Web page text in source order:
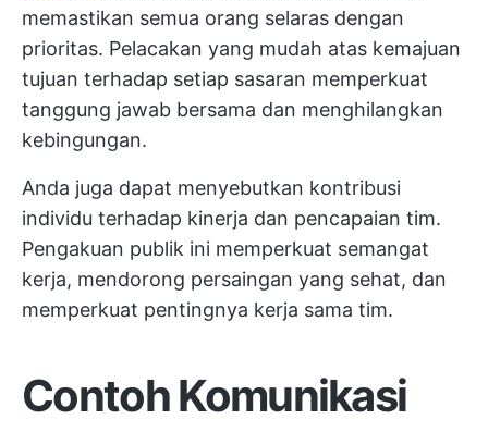
memastikan semua orang selaras dengan
prioritas. Pelacakan yang mudah atas kemajuan
tujuan terhadap setiap sasaran memperkuat
tanggung jawab bersama dan menghilangkan
kebingungan.
Anda juga dapat menyebutkan kontribusi
individu terhadap kinerja dan pencapaian tim.
Pengakuan publik ini memperkuat semangat
kerja, mendorong persaingan yang sehat, dan
memperkuat pentingnya kerja sama tim.
Contoh Komunikasi